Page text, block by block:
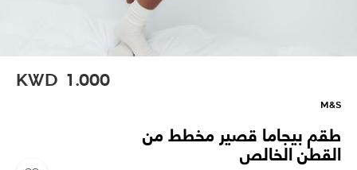
KWD 1.000
M&S
طقم بيجاما قصير مخطط من
القطن الخالص